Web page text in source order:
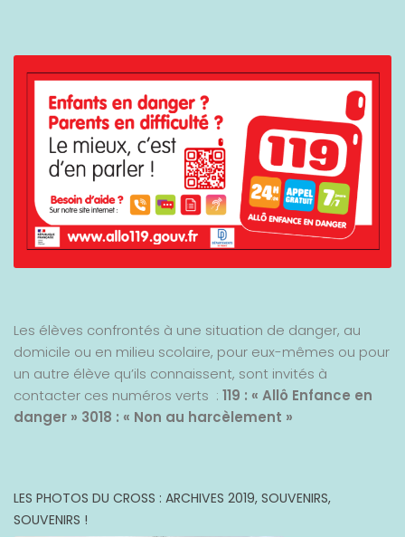
Les élèves confrontés à une situation de danger, au
domicile ou en milieu scolaire, pour eux-mêmes ou pour
un autre élève qu’ils connaissent, sont invités à
contacter ces numéros verts : 119 : « Allô Enfance en
danger » 3018 : « Non au harcèlement »
LES PHOTOS DU CROSS : ARCHIVES 2019, SOUVENIRS,
SOUVENIRS !